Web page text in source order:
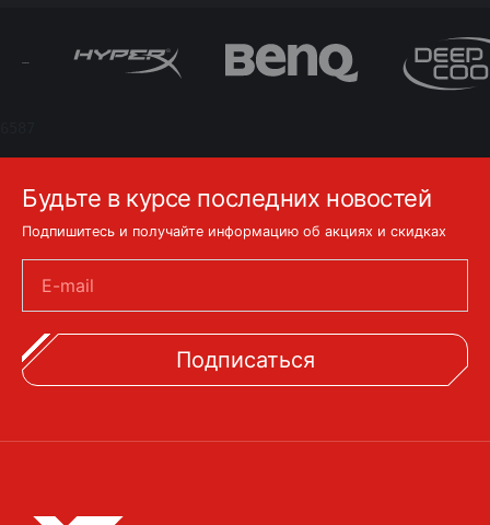
Будьте в курсе последних новостей
Подпишитесь и получайте информацию об акциях и скидках
E-mail
Подписаться